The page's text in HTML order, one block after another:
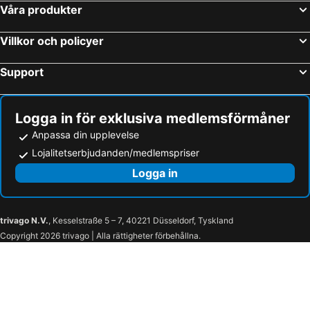
Vignette Collection Finca Banyols By Ihg
Ten Mallorca - Adults Only
Canyamel, luxury hotels
Puigpunyent, luxury hotels
Sant Llorenç des Cardassar, luxury hotels
Artà, luxury hotels
Våra produkter
Villkor och policyer
Support
Logga in för exklusiva medlemsförmåner
Anpassa din upplevelse
Lojalitetserbjudanden/medlemspriser
Logga in
trivago N.V., Kesselstraße 5 – 7, 40221 Düsseldorf, Tyskland
Copyright 2026 trivago | Alla rättigheter förbehållna.